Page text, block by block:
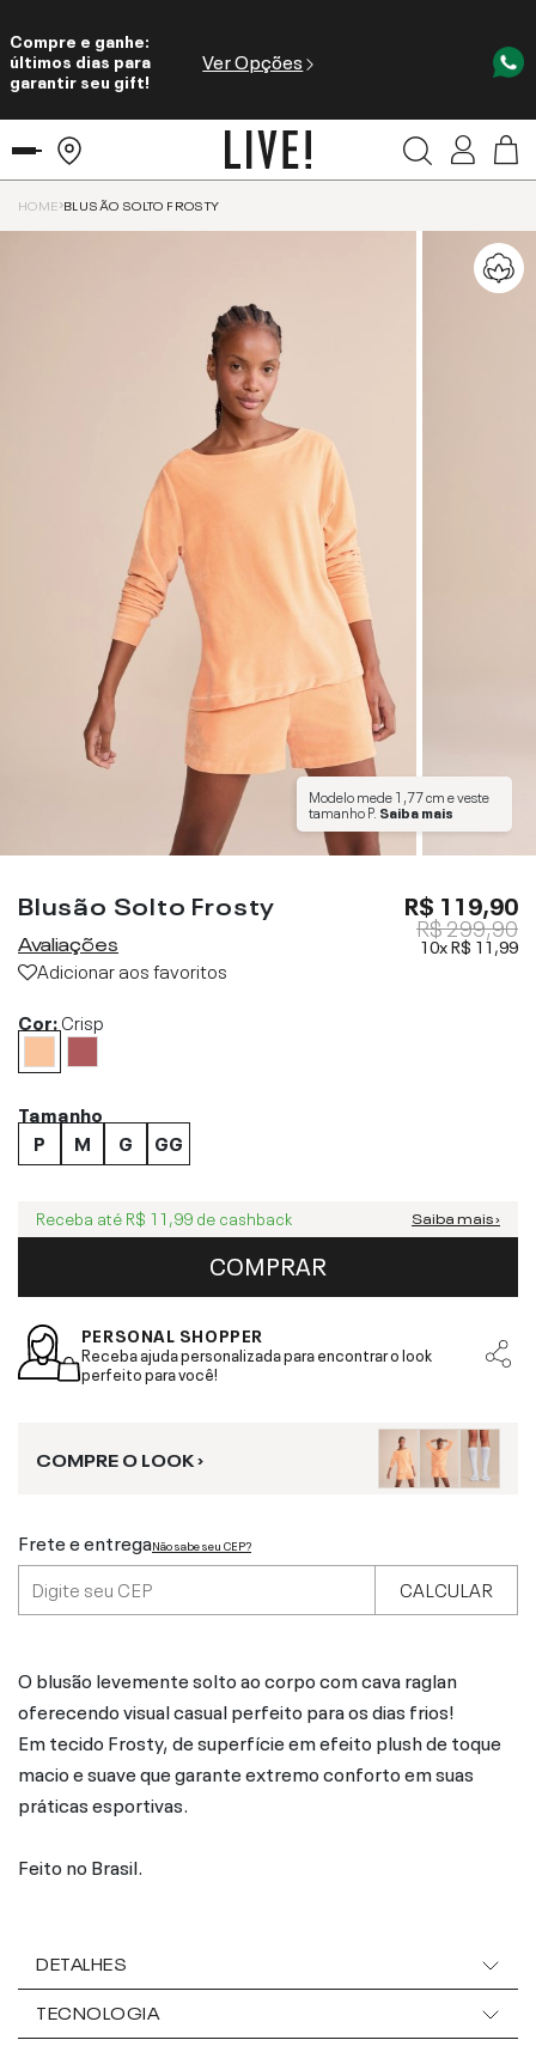
Compre e ganhe:
últimos dias para
garantir seu gift!
Ver Opções
HOME BLUSÃO SOLTO FROSTY
Modelo mede1,77 cme veste
tamanhoP. Saiba mais
Blusão Solto Frosty
Avaliações
Adicionar aos favoritos
R$ 119,90
R$ 299,90
10xR$ 11,99
Cor:Crisp
Tamanho
P
M G GG
Receba até R$ 11,99 de cashback Saiba mais ›
COMPRAR
PERSONAL SHOPPER
Receba ajuda personalizada para encontrar o look
perfeito para você!
COMPRE O LOOK ›
Frete e entregaNão sabe seu CEP?
CALCULAR
O blusão levemente solto ao corpo com cava raglan
oferecendo visual casual perfeito para os dias frios!
Em tecido Frosty, de superfície em efeito plush de toque
macio e suave que garante extremo conforto em suas
práticas esportivas.
Feito no Brasil.
DETALHES
TECNOLOGIA